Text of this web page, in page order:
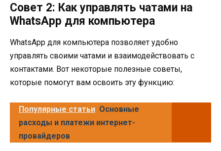
Совет 2: Как управлять чатами на
WhatsApp для компьютера
WhatsApp для компьютера позволяет удобно
управлять своими чатами и взаимодействовать с
контактами. Вот некоторые полезные советы,
которые помогут вам освоить эту функцию:
Популярные статьи Основные
расходы и платежи интернет-
провайдеров